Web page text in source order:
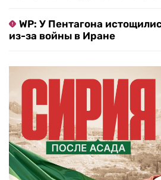
WP: У Пентагона
из-за войны в Иране